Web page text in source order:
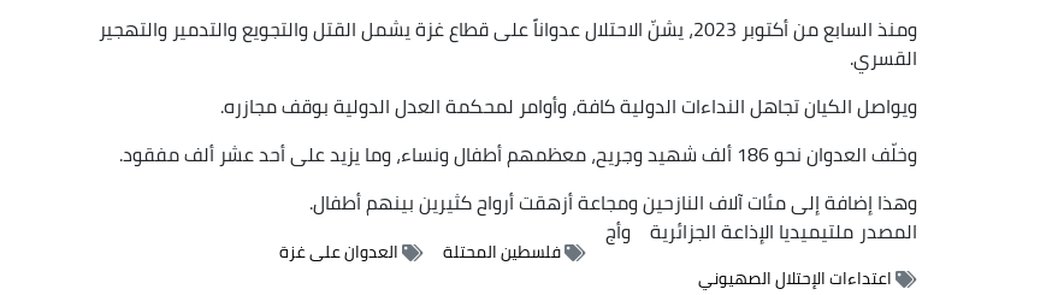
ومنذ السابع من أكتوبر 2023، يشنّ الاحتلال عدواناً على قطاع غزة يشمل القتل والتجويع والتدمير والتهجير
القسري.
ويواصل الكيان تجاهل النداءات الدولية كافة، وأوامر لمحكمة العدل الدولية بوقف مجازره.
وخلّف العدوان نحو 186 ألف شهيد وجريح، معظمهم أطفال ونساء، وما يزيد على أحد عشر ألف مفقود.
وهذا إضافة إلى مئات آلاف النازحين ومجاعة أزهقت أرواح كثيرين بينهم أطفال.
المصدر ملتيميديا الإذاعة الجزائرية وأج
فلسطين المحتلة
العدوان على غزة
اعتداءات الإحتلال الصهيوني